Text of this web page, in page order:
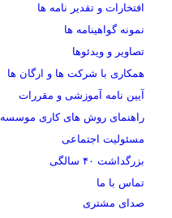
افتخارات و تقدیر نامه ها
نمونه گواهینامه ها
تصاویر و ویدئوها
همکاری با شرکت ها و ارگان ها
آیین نامه آموزشی و مقررات
راهنمای روش های کاری موسسه
مسئولیت اجتماعی
بزرگداشت ۴۰ سالگی
تماس با ما
صدای مشتری